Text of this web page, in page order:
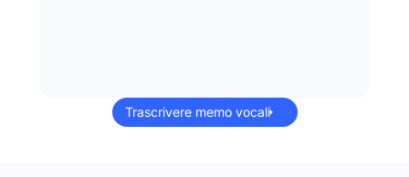
Trascrivere memo vocali